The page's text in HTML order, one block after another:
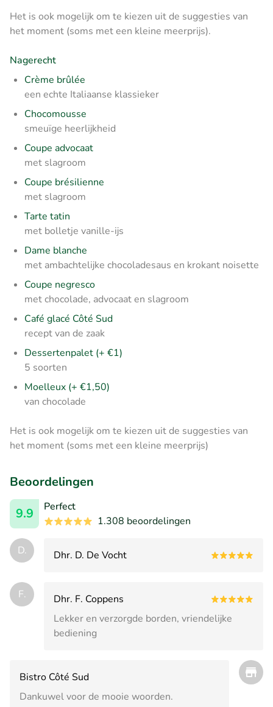
Het is ook mogelijk om te kiezen uit de suggesties van
het moment (soms met een kleine meerprijs).
Nagerecht
Crème brûlée
een echte Italiaanse klassieker
Chocomousse
smeuïge heerlijkheid
Coupe advocaat
met slagroom
Coupe brésilienne
met slagroom
Tarte tatin
met bolletje vanille-ijs
Dame blanche
met ambachtelijke chocoladesaus en krokant noisette
Coupe negresco
met chocolade, advocaat en slagroom
Café glacé Côté Sud
recept van de zaak
Dessertenpalet (+ €1)
5 soorten
Moelleux (+ €1,50)
van chocolade
Het is ook mogelijk om te kiezen uit de suggesties van
het moment (soms met een kleine meerprijs)
Beoordelingen
9.9
Perfect
1.308 beoordelingen
D. Dhr. D. De Vocht
F.
Dhr. F. Coppens
Lekker en verzorgde borden, vriendelijke
bediening
Bistro Côté Sud
Dankuwel voor de mooie woorden.